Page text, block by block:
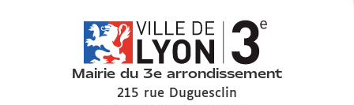
Mairie du 3e arrondissement
215 rue Duguesclin